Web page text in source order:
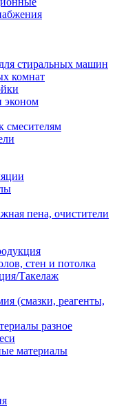
стиральных машин
комнат
эконом
смесителям
пена, очистители
стен и потолка
Такелаж
(смазки, реагенты,
разное
материалы